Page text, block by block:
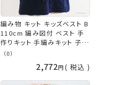
編み物 キット キッズベスト B
110cm 編み図付 ベスト 手
作りキット 手編みキット 子供
こども キッズ 手編み 手作り
いい やわらかラム ダルマ 横
田 daruma ykt 手芸の山久
（0）
2,772 税込